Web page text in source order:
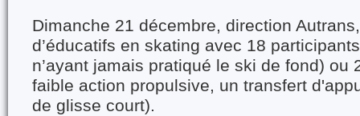
Dimanche 21 décembre, direction
d’éducatifs en skating avec 18
n’ayant jamais pratiqué le ski de fond) ou
faible action propulsive, un transfert
de glisse court).